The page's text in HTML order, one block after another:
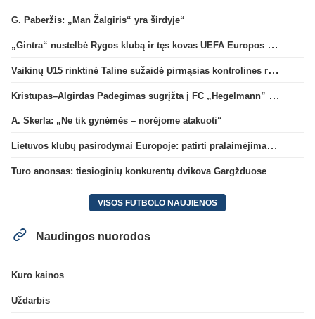
G. Paberžis: „Man Žalgiris“ yra širdyje“
„Gintra“ nustelbė Rygos klubą ir tęs kovas UEFA Europos taurės atrankoje
Vaikinų U15 rinktinė Taline sužaidė pirmąsias kontrolines rungtynes
Kristupas–Algirdas Padegimas sugrįžta į FC „Hegelmann” B sudėtį
A. Skerla: „Ne tik gynėmės – norėjome atakuoti“
Lietuvos klubų pasirodymai Europoje: patirti pralaimėjimai Kroatijos atstovams
Turo anonsas: tiesioginių konkurentų dvikova Gargžduose
VISOS FUTBOLO NAUJIENOS
Naudingos nuorodos
Kuro kainos
Uždarbis